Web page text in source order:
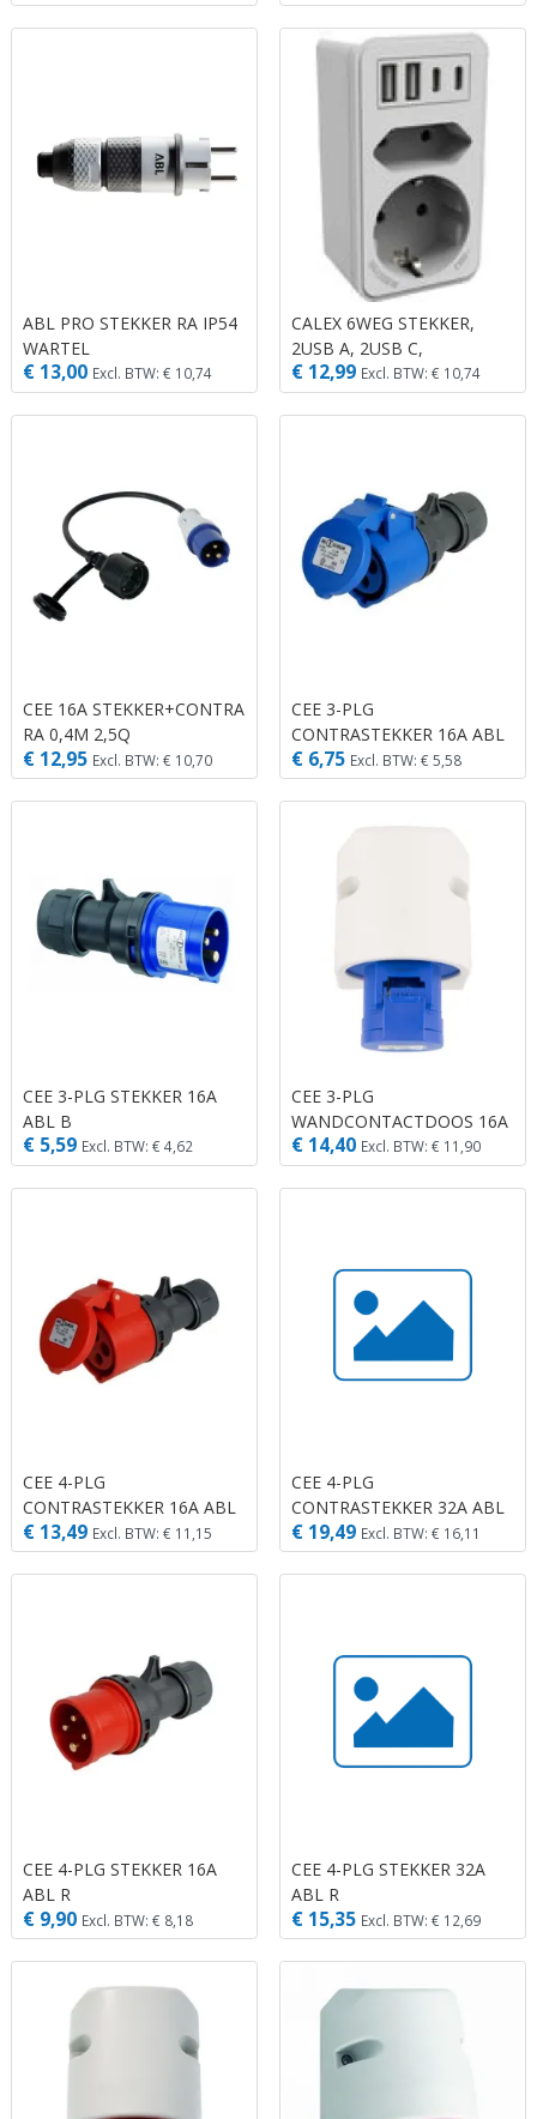
ABL PRO STEKKER RA IP54
WARTEL
€ 13,00 Excl. BTW: € 10,74
CALEX 6WEG STEKKER,
2USB A, 2USB C,
1EUROSTEKKER, 1 PLATTE
STEKKER 3680W
€ 12,99 Excl. BTW: € 10,74
CEE 16A STEKKER+CONTRA
RA 0,4M 2,5Q
€ 12,95 Excl. BTW: € 10,70
CEE 3-PLG
CONTRASTEKKER 16A ABL
B
€ 6,75 Excl. BTW: € 5,58
CEE 3-PLG STEKKER 16A
ABL B
€ 5,59 Excl. BTW: € 4,62
CEE 3-PLG
WANDCONTACTDOOS 16A
ABL B
€ 14,40 Excl. BTW: € 11,90
CEE 4-PLG
CONTRASTEKKER 16A ABL
R
€ 13,49 Excl. BTW: € 11,15
CEE 4-PLG
CONTRASTEKKER 32A ABL
R
€ 19,49 Excl. BTW: € 16,11
CEE 4-PLG STEKKER 16A
ABL R
€ 9,90 Excl. BTW: € 8,18
CEE 4-PLG STEKKER 32A
ABL R
€ 15,35 Excl. BTW: € 12,69